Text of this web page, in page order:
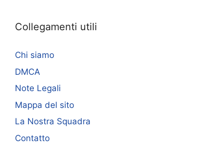
Collegamenti utili
Chi siamo
DMCA
Note Legali
Mappa del sito
La Nostra Squadra
Contatto